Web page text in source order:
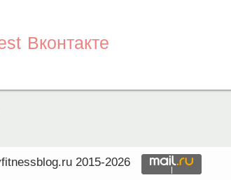
Вконтакте
2015-2026